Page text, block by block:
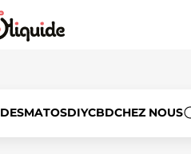
MATOSDIYCBDCHEZ NOUS